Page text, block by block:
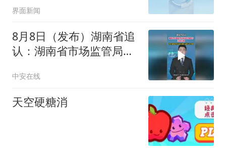
界面新闻
8月8日（发布）湖南省追
认：湖南省市场监管局原
中安在线
天空硬糖消